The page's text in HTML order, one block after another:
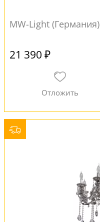
MW-Light (Германия)
21 390 ₽